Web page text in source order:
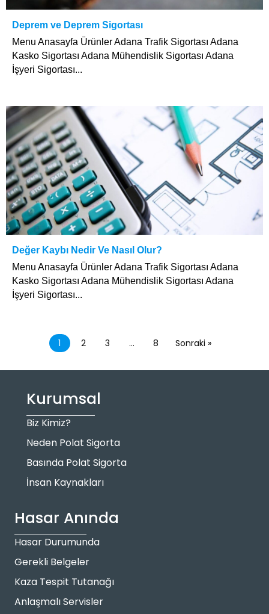
Deprem ve Deprem Sigortası
Menu Anasayfa Ürünler Adana Trafik Sigortası Adana
Kasko Sigortası Adana Mühendislik Sigortası Adana
İşyeri Sigortası...
Değer Kaybı Nedir Ve Nasıl Olur?
Menu Anasayfa Ürünler Adana Trafik Sigortası Adana
Kasko Sigortası Adana Mühendislik Sigortası Adana
İşyeri Sigortası...
1 2 3 … 8 Sonraki »
Kurumsal
Biz Kimiz?
Neden Polat Sigorta
Basında Polat Sigorta
İnsan Kaynakları
Hasar Anında
Hasar Durumunda
Gerekli Belgeler
Kaza Tespit Tutanağı
Anlaşmalı Servisler